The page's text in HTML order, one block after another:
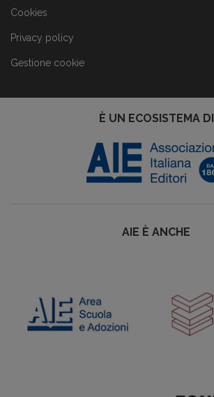
Cookies
Privacy policy
Gestione cookie
È UN ECOSISTEMA DI
AIE È ANCHE